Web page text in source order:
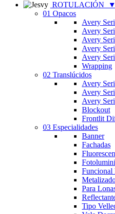
ROTULACIÓN
▼
01 Opacos
Avery
Avery
Avery
Avery
Avery
Wrapping
02 Translúcidos
Avery
Avery
Avery
Blockout
Frontlit
03 Especialidades
Banner
Fachadas
Funcional
Para
Tipo